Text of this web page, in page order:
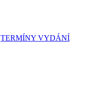
TERMÍNY VYDÁNÍ